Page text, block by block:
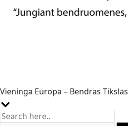
Vieninga Europa – Bendras Tikslas